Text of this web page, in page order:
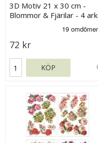
3D Motiv 21 x 30 cm -
Blommor & Fjärilar - 4 ark
72 kr
KÖP